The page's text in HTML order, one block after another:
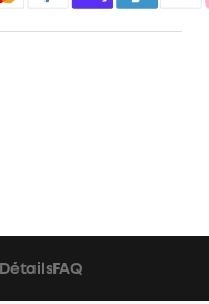
Détails FAQ